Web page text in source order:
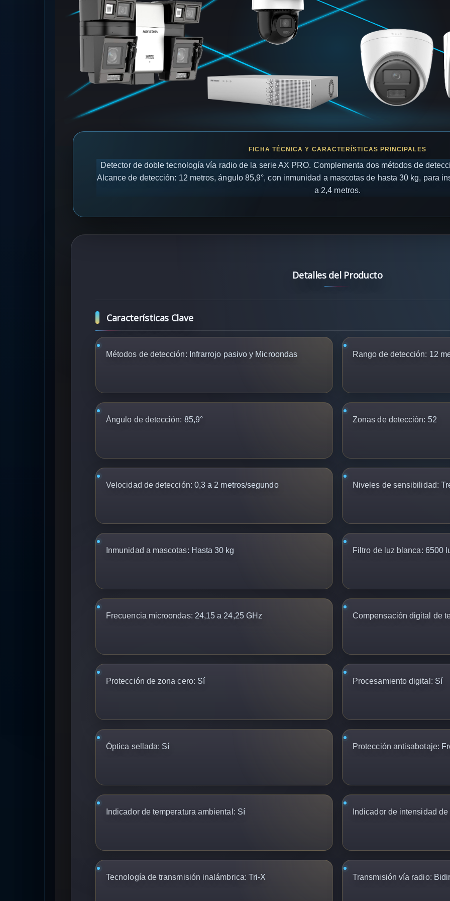
Detector de doble tecnología vía radio de la serie AX PRO. Complementa dos métodos de
Alcance de detección: 12 metros, ángulo 85,9°, con inmunidad a mascotas de hasta 30 kg, para
a 2,4 metros.
Detalles del Producto
Características Clave
Métodos de detección: Infrarrojo pasivo y Microondas Rango de detección: 12
Ángulo de detección: 85,9° Zonas de detección: 52
Velocidad de detección: 0,3 a 2 metros/segundo Niveles de sensibilidad:
Inmunidad a mascotas: Hasta 30 kg Filtro de luz blanca: 6500
Frecuencia microondas: 24,15 a 24,25 GHz Compensación digital de
Protección de zona cero: Sí Procesamiento digital: Sí
Óptica sellada: Sí Protección antisabotaje:
Indicador de temperatura ambiental: Sí Indicador de intensidad
Tecnología de transmisión inalámbrica: Tri-X Transmisión vía radio: